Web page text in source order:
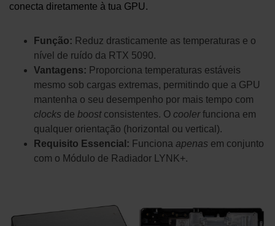
conecta diretamente à tua GPU.
Função: Reduz drasticamente as temperaturas e o
nível de ruído da RTX 5090.
Vantagens: Proporciona temperaturas estáveis
mesmo sob cargas extremas, permitindo que a GPU
mantenha o seu desempenho por mais tempo com
clocks de boostconsistentes. O coolerfunciona em
qualquer orientação (horizontal ou vertical).
Requisito Essencial: Funciona apenas em conjunto
com o Módulo de Radiador LYNK+.